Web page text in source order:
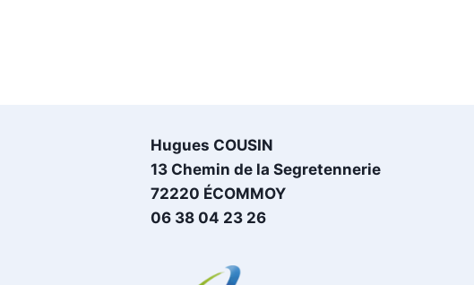
Hugues COUSIN
13 Chemin de la Segretennerie
72220 ÉCOMMOY
06 38 04 23 26